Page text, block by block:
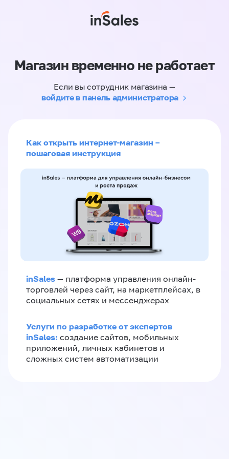
Магазин временно не работает
Если вы сотрудник магазина —
войдите в панель администратора
Как открыть интернет-магазин –
пошаговая инструкция
inSales — платформа управления онлайн-
торговлей через сайт, на маркетплейсах, в
социальных сетях и мессенджерах
Услуги по разработке от экспертов
inSales: создание сайтов, мобильных
приложений, личных кабинетов и
сложных систем автоматизации